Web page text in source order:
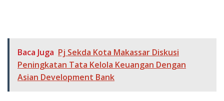
Baca Juga Pj Sekda Kota Makassar Diskusi
Peningkatan Tata Kelola Keuangan Dengan
Asian Development Bank